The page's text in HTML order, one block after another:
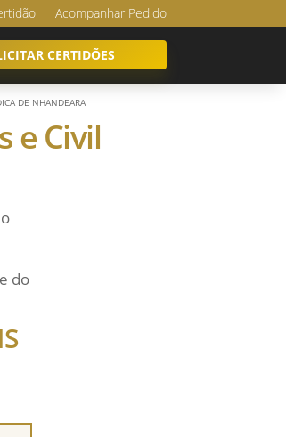
Acompanhar Pedido
CERTIDÕES
DE NHANDEARA
e Civil
do